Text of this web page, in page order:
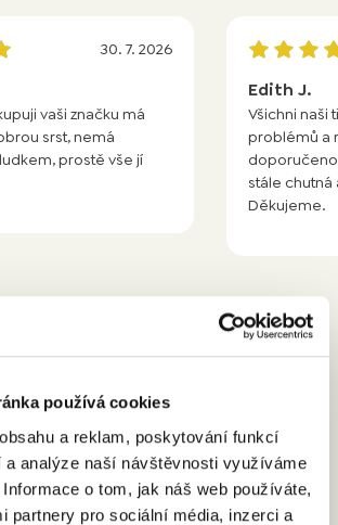
používá cookies
a reklam, poskytování funkcí
analýze naší návštěvnosti využíváme
o tom, jak náš web používáte,
partnery pro sociální média, inzerci a
30. 7. 2026
vaši značku má
srst, nemá
prostě vše jí
Edith J.
Všichni naši
problémů a
stále chutná
Děkujeme.